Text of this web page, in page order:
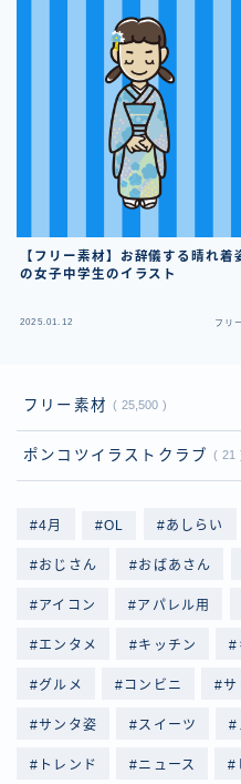
【フリー素材】お辞儀する晴れ着
の女子中学生のイラスト
2025.01.12 フリ
フリー素材 25,500
ポンコツイラストクラブ 21
4月 OL あしらい
おじさん おばあさん
アイコン アパレル用
エンタメ キッチン
グルメ コンビニ サ
サンタ姿 スイーツ
トレンド ニュース